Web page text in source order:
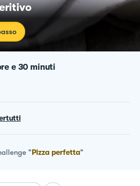
e 30 minuti
"Pizza perfetta"